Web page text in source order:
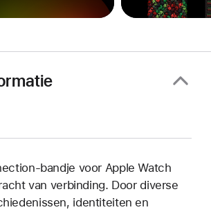
bandje voor Apple Watch
van verbinding. Door diverse
identiteiten en